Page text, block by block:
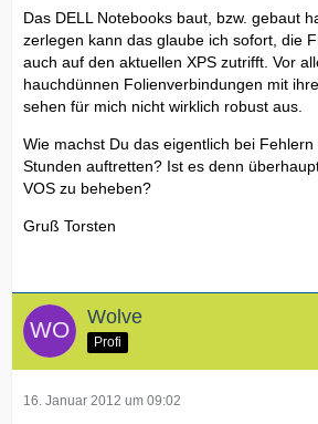
Das DELL Notebooks baut, bzw. gebaut
zerlegen kann das glaube ich sofort, die
auch auf den aktuellen XPS zutrifft. Vor
hauchdünnen Folienverbindungen mit
sehen für mich nicht wirklich robust aus.
Wie machst Du das eigentlich bei
Stunden auftretten? Ist es denn
VOS zu beheben?
Gruß Torsten
Wolve
Profi
16. Januar 2012 um 09:02